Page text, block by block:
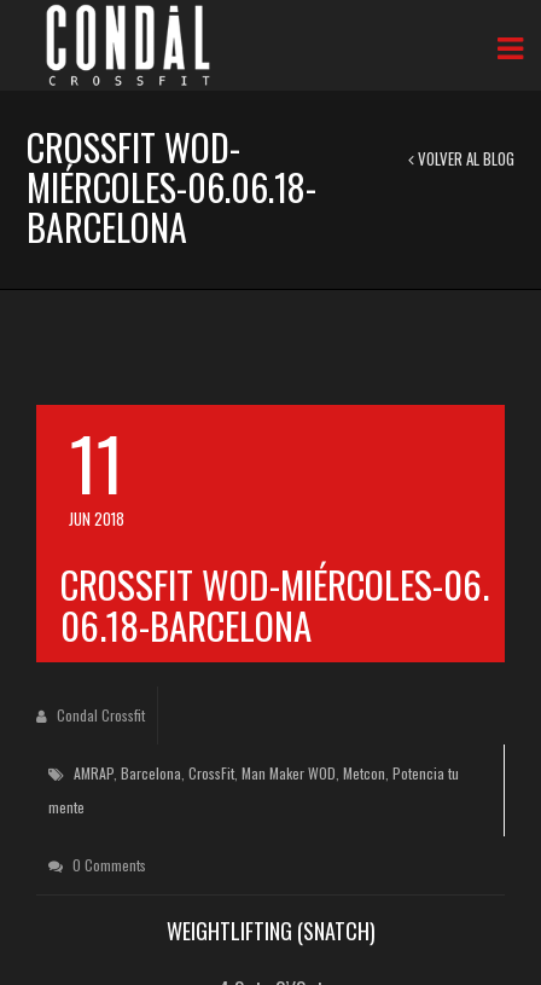
CROSSFIT WOD-
MIÉRCOLES-06.06.18-
BARCELONA
VOLVER AL BLOG
11
JUN 2018
CROSSFIT WOD-MIÉRCOLES-06.
06.18-BARCELONA
Condal Crossfit
AMRAP Barcelona CrossFit Man Maker WOD Metcon Potencia tu
mente
0 Comments
WEIGHTLIFTING (SNATCH)